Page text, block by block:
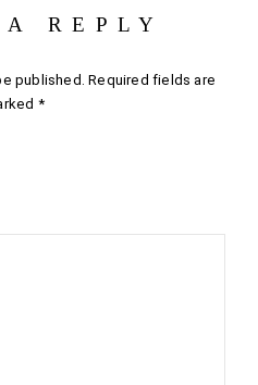
REPLY
published. Required fields are
*